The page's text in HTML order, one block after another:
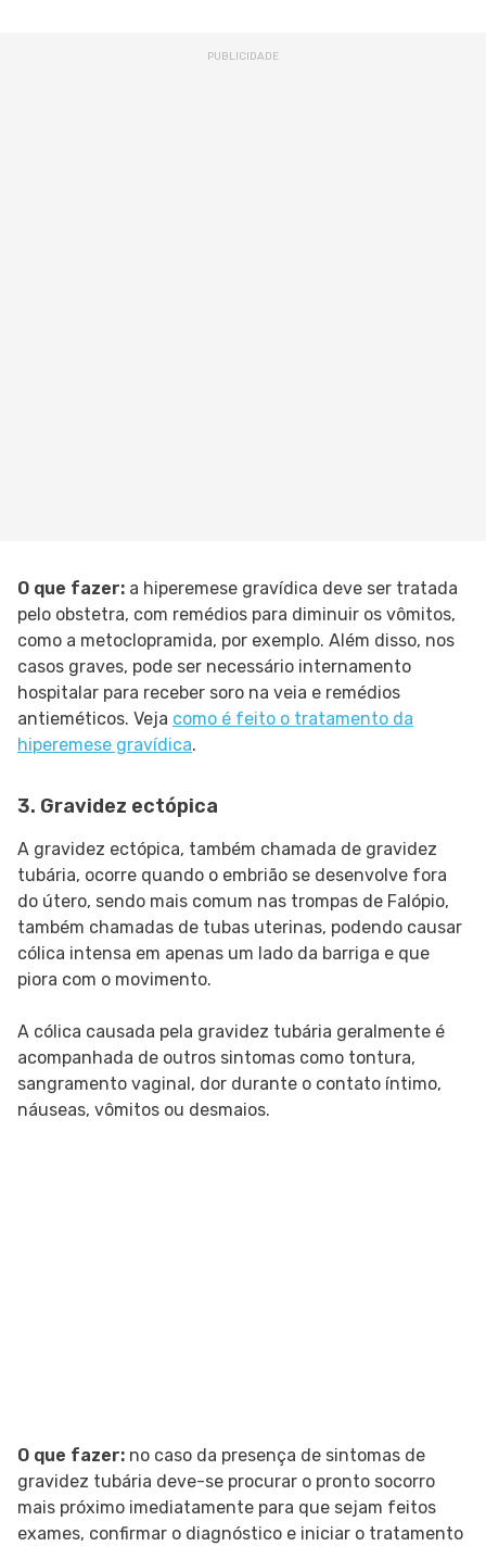
O que fazer: a hiperemese gravídica deve ser tratada
pelo obstetra, com remédios para diminuir os vômitos,
como a metoclopramida, por exemplo. Além disso, nos
casos graves, pode ser necessário internamento
hospitalar para receber soro na veia e remédios
antieméticos. Veja como é feito o tratamento da
hiperemese gravídica.
3. Gravidez ectópica
A gravidez ectópica, também chamada de gravidez
tubária, ocorre quando o embrião se desenvolve fora
do útero, sendo mais comum nas trompas de Falópio,
também chamadas de tubas uterinas, podendo causar
cólica intensa em apenas um lado da barriga e que
piora com o movimento.
A cólica causada pela gravidez tubária geralmente é
acompanhada de outros sintomas como tontura,
sangramento vaginal, dor durante o contato íntimo,
náuseas, vômitos ou desmaios.
O que fazer: no caso da presença de sintomas de
gravidez tubária deve-se procurar o pronto socorro
mais próximo imediatamente para que sejam feitos
exames, confirmar o diagnóstico e iniciar o tratamento